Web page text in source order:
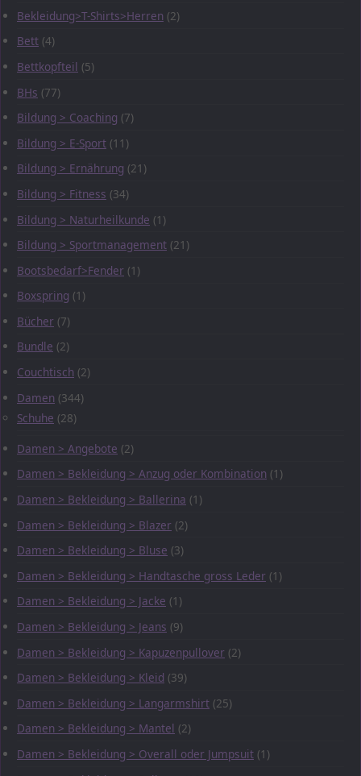
Bekleidung>T-Shirts>Herren (2)
Bett (4)
Bettkopfteil (5)
BHs (77)
Bildung > Coaching (7)
Bildung > E-Sport (11)
Bildung > Ernährung (21)
Bildung > Fitness (34)
Bildung > Naturheilkunde (1)
Bildung > Sportmanagement (21)
Bootsbedarf>Fender (1)
Boxspring (1)
Bücher (7)
Bundle (2)
Couchtisch (2)
Damen (344)
Schuhe (28)
Damen > Angebote (2)
Damen > Bekleidung > Anzug oder Kombination (1)
Damen > Bekleidung > Ballerina (1)
Damen > Bekleidung > Blazer (2)
Damen > Bekleidung > Bluse (3)
Damen > Bekleidung > Handtasche gross Leder (1)
Damen > Bekleidung > Jacke (1)
Damen > Bekleidung > Jeans (9)
Damen > Bekleidung > Kapuzenpullover (2)
Damen > Bekleidung > Kleid (39)
Damen > Bekleidung > Langarmshirt (25)
Damen > Bekleidung > Mantel (2)
Damen > Bekleidung > Overall oder Jumpsuit (1)